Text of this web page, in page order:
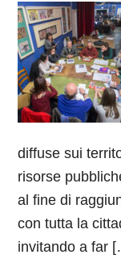
diffuse sui
risorse
al fine di
con tutta la
invitando a far